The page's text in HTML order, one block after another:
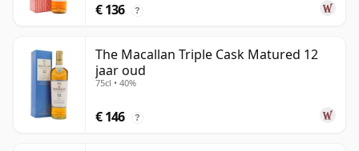
€ 136 ?
The Macallan Triple Cask Matured 12
jaar oud
75cl • 40%
€ 146 ?